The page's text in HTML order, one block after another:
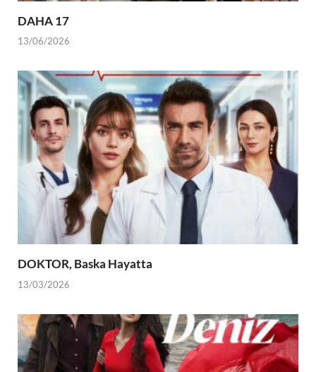
DAHA 17
13/06/2026
DOKTOR, Baska Hayatta
13/03/2026